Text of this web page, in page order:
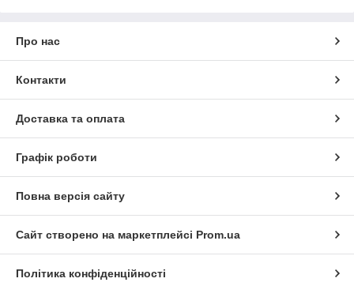
Про нас
Контакти
Доставка та оплата
Графік роботи
Повна версія сайту
Сайт створено на маркетплейсі Prom.ua
Політика конфіденційності